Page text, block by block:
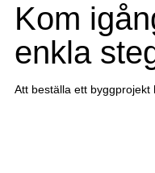
Kom
enkla
Att beställa ett